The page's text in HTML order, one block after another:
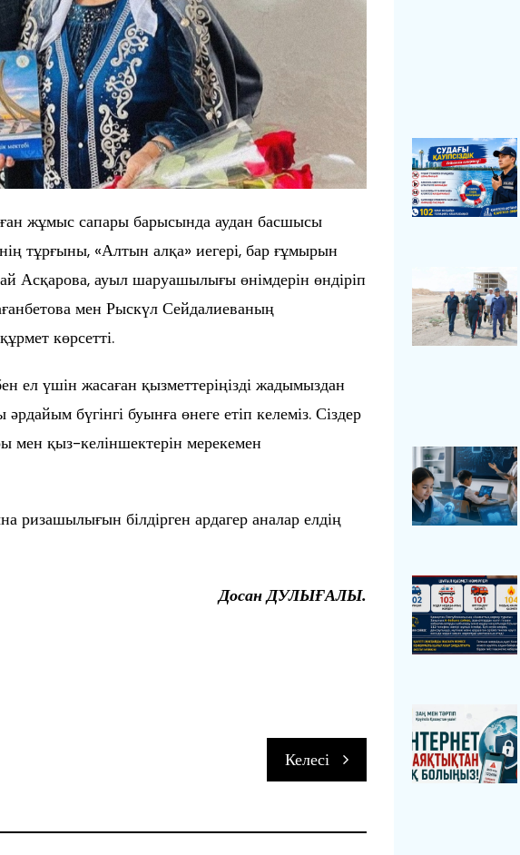
жұмыс сапары барысында аудан басшысы
тұрғыны, «Алтын алқа» иегері, бар ғұмырын
Асқарова, ауыл шаруашылығы өнімдерін өндіріп
мен Рыскүл Сейдалиеваның
көрсетті.
ел үшін жасаған қызметтеріңізді жадымыздан
бүгінгі буынға өнеге етіп келеміз. Сіздер
мен қыз-келіншектерін мерекемен
білдірген ардагер аналар елдің
Досан ДУЛЫҒАЛЫ.
Келесі